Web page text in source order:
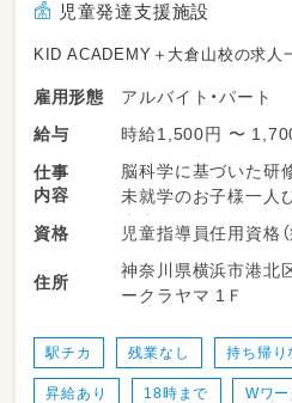
児童発達支援施設
KID ACADEMY＋大倉山校の求人
雇用形態
アルバイト・パート
給与
時給1,500円 〜
仕事
内容
脳科学に基づいた研
未就学のお子様一人
ます。
日々のお子様の様子
ら、
保護者の方や関係機
先輩スタッフや管理
資格 児童指導員任用資格（
住所
神奈川県横浜市港北
ークラヤマ 1Ｆ
駅チカ 残業なし 持ち帰り
昇給あり 18時まで Wワー